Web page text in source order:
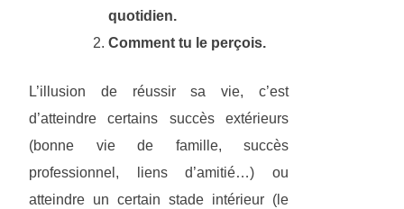
quotidien.
Comment tu le perçois.
L’illusion de réussir sa vie, c’est
d’atteindre certains succès extérieurs
(bonne vie de famille, succès
professionnel, liens d’amitié…) ou
atteindre un certain stade intérieur (le